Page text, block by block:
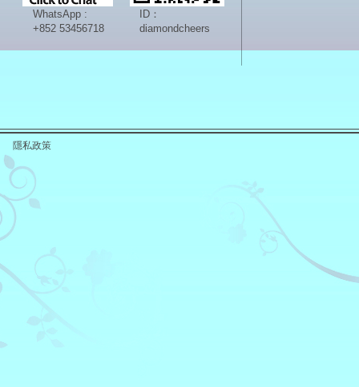
WhatsApp :
+852 53456718
ID：
diamondcheers
隱私政策